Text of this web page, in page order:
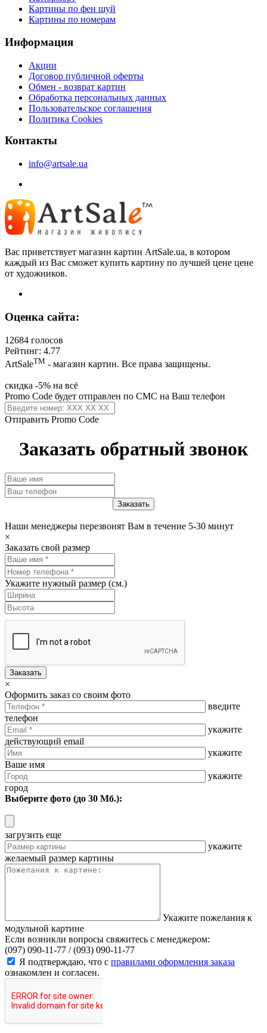
Картины по фен шуй
Картины по номерам
Информация
Акции
Договор публичной оферты
Обмен - возврат картин
Обработка персональных данных
Пользовательское соглашения
Политика Cookies
Контакты
info@artsale.ua
Вас приветствует магазин картин ArtSale.ua, в котором
каждый из Вас сможет купить картину по лучшей цене цене
от художников.
Оценка сайта:
12684 голосов
Рейтинг: 4.77
ArtSaleТМ - магазин картин. Все права защищены.
скидка -5% на всё
Promo Code будет отправлен по СМС на Ваш телефон
Отправить Promo Code
Заказать обратный звонок
Наши менеджеры перезвонят Вам в течение 5-30 минут
×
Заказать свой размер
Укажите нужный размер (см.)
Заказать
×
Оформить заказ со своим фото
введите
телефон
укажите
действующий email
укажите
Ваше имя
укажите
город
Выберите фото (до 30 Мб.):
загрузить еще
укажите
желаемый размер картины
Укажите пожелания к
модульной картине
Если возникли вопросы свяжитесь с менеджером:
(097) 090-11-77 /(093) 090-11-77
Я подтверждаю, что с правилами оформления заказа
ознакомлен и согласен.